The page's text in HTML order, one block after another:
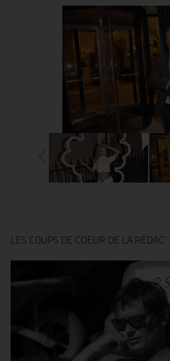
LES COUPS DE COEUR DE LA RÉDAC’